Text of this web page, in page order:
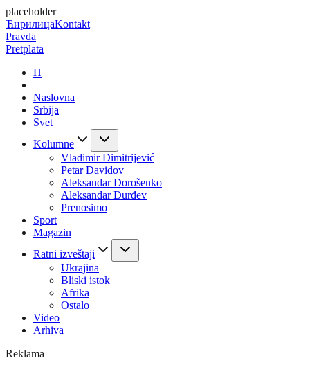
placeholder
ЋирилицаKontakt
Pravda
Pretplata
П
Naslovna
Srbija
Svet
Kolumne
Vladimir Dimitrijević
Petar Davidov
Aleksandar Dorošenko
Aleksandar Đurđev
Prenosimo
Sport
Magazin
Ratni izveštaji
Ukrajina
Bliski istok
Afrika
Ostalo
Video
Arhiva
Reklama